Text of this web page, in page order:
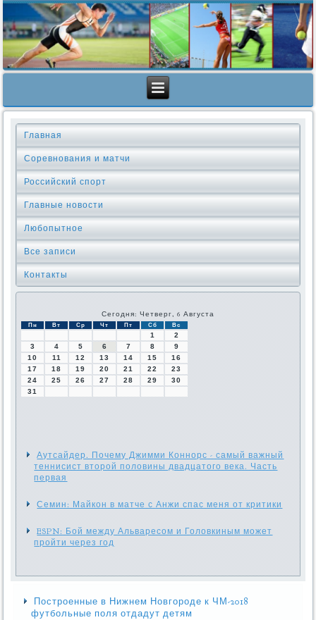
Главная
Соревнования и матчи
Российский спорт
Главные новости
Любопытное
Все записи
Контакты
Сегодня: Четверг, 6 Августа
Пн Вт Ср Чт Пт Сб Вс
1
2
3
4 5 6 7 8
9
10
11 12 13 14 15
16
17
18 19 20 21 22
23
24
25 26 27 28 29
30
31
Аутсайдер. Почему Джимми Коннорс - самый важный
теннисист второй половины двадцатого века. Часть
первая
Семин: Майкон в матче с Анжи спас меня от критики
ESPN: Бой между Альваресом и Головкиным может
пройти через год
Построенные в Нижнем Новгороде к ЧМ-2018
футбольные поля отдадут детям